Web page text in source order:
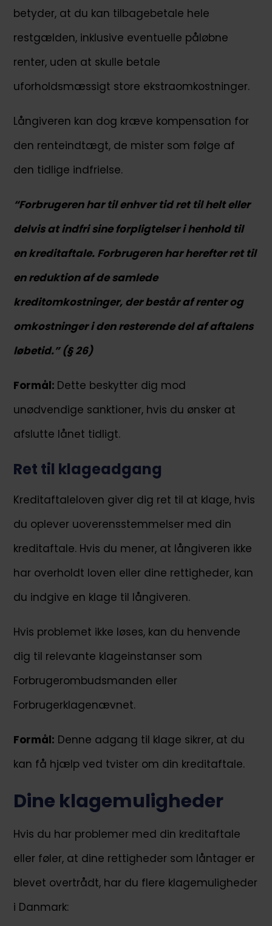
betyder, at du kan tilbagebetale hele
restgælden, inklusive eventuelle påløbne
renter, uden at skulle betale
uforholdsmæssigt store ekstraomkostninger.
Långiveren kan dog kræve kompensation for
den renteindtægt, de mister som følge af
den tidlige indfrielse.
“Forbrugeren har til enhver tid ret til helt eller
delvis at indfri sine forpligtelser i henhold til
en kreditaftale. Forbrugeren har herefter ret til
en reduktion af de samlede
kreditomkostninger, der består af renter og
omkostninger i den resterende del af aftalens
løbetid.” (§ 26)
Formål: Dette beskytter dig mod
unødvendige sanktioner, hvis du ønsker at
afslutte lånet tidligt.
Ret til klageadgang
Kreditaftaleloven giver dig ret til at klage, hvis
du oplever uoverensstemmelser med din
kreditaftale. Hvis du mener, at långiveren ikke
har overholdt loven eller dine rettigheder, kan
du indgive en klage til långiveren.
Hvis problemet ikke løses, kan du henvende
dig til relevante klageinstanser som
Forbrugerombudsmanden eller
Forbrugerklagenævnet.
Formål: Denne adgang til klage sikrer, at du
kan få hjælp ved tvister om din kreditaftale.
Dine klagemuligheder
Hvis du har problemer med din kreditaftale
eller føler, at dine rettigheder som låntager er
blevet overtrådt, har du flere klagemuligheder
i Danmark: